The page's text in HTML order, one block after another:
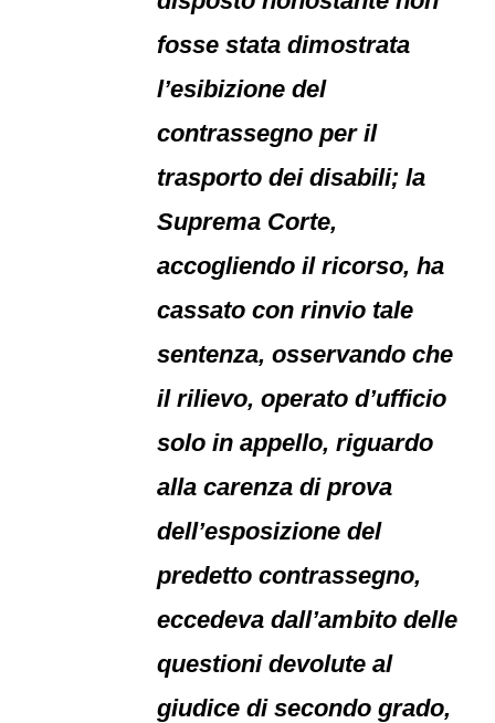
fosse stata dimostrata
l’esibizione del
contrassegno per il
trasporto dei disabili; la
Suprema Corte,
accogliendo il ricorso, ha
cassato con rinvio tale
sentenza, osservando che
il rilievo, operato d’ufficio
solo in appello, riguardo
alla carenza di prova
dell’esposizione del
predetto contrassegno,
eccedeva dall’ambito delle
questioni devolute al
giudice di secondo grado,